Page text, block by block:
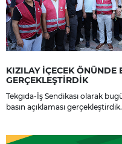
KIZILAY İÇECEK
GERÇEKLEŞTİRDİK
Tekgıda-İş Sendikası olarak
basın açıklaması gerçekleştirdik.